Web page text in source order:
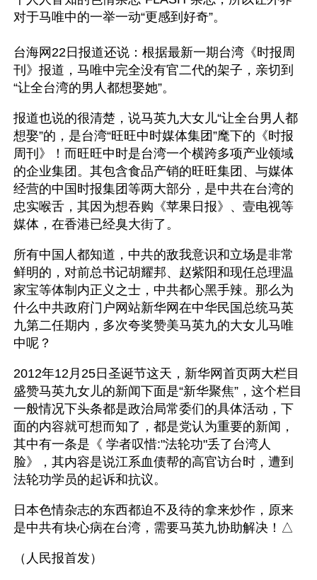
对于马唯中的一举一动“更感到好奇”。
台海网22日报道还说：根据最新一期台湾《时报周
刊》报道，马唯中完全没有官二代的架子，亲切到
“让全台湾的男人都想娶她”。
报道也说的很清楚，说马英九大女儿“让全台男人都
想娶”的，是台湾“旺旺中时媒体集团”麾下的《时报
周刊》！而旺旺中时是台湾一个横跨多项产业领域
的企业集团。其包含食品产销的旺旺集团、与媒体
经营的中国时报集团等两大部分，是中共在台湾的
忠实喉舌，其因为想吞购《苹果日报》、壹电视等
媒体，在香港已经臭大街了。
所有中国人都知道，中共的敌我意识和立场是非常
鲜明的，对前总书记胡耀邦、赵紫阳和现任总理温
家宝等体制内正义之士，中共都心黑手辣。那么为
什么中共政府门户网站新华网在中华民国总统马英
九第二任期内，多次夸奖赞美马英九的大女儿马唯
中呢？
2012年12月25日圣诞节这天，新华网首页两大栏目
盛赞马英九女儿的新闻下面是“新华聚焦”，这个栏目
一般情况下头条都是政治局常委们的具体活动，下
面的内容就可想而知了，都是党认为重要的新闻，
其中有一条是《 学者叹惜:"法轮功"丢了台湾人
脸》，其内容是说江系血债帮的高官访台时，遭到
法轮功学员的起诉和抗议。
日本色情杂志的东西都迫不及待的拿来炒作，原来
是中共有块心病在台湾，需要马英九协助解决！△